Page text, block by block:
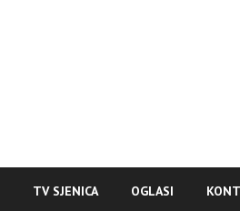
TV SJENICA OGLASI